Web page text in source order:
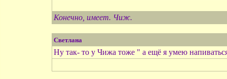
Конечно, имеет. Чиж.
Светлана
Ну так- то у Чижа тоже " а ещё я умею